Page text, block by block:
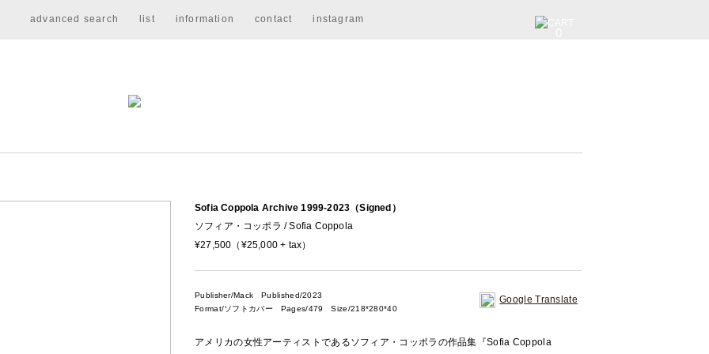
advanced search list information contact instagram
Sofia Coppola Archive 1999-2023（Signed）
ソフィア・コッポラ / Sofia Coppola
¥27,500（¥25,000 + tax）
Publisher/Mack Published/2023
Format/ソフトカバー Pages/479 Size/218*280*40
Google Translate
アメリカの女性アーティストであるソフィア・コッポラの作品集『Sofia Coppola